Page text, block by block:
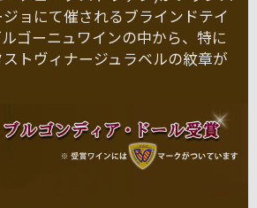
ョにて催されるブラインドテイ
ゴーニュワインの中から、特に
トヴィナージュラベルの紋章が